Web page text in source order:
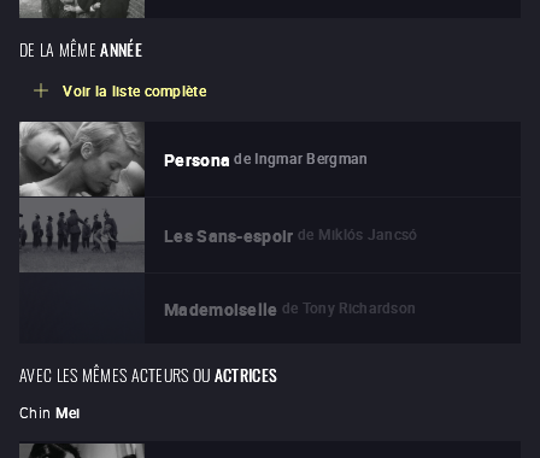
DE LA MÊME ANNÉE
Voir la liste complète
Persona de Ingmar Bergman
Les Sans-espoir de Miklós Jancsó
Mademoiselle de Tony Richardson
AVEC LES MÊMES ACTEURS OUACTRICES
Chin Mei